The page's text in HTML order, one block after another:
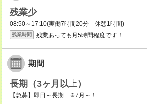
残業少
08:50～17:10(実働7時間20分 休憩1時間)
残業時間 残業あっても月5時間程度です！
期間
長期（3ヶ月以上）
【急募】即日～長期 ※7月～！